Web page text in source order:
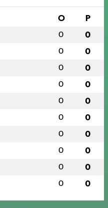
O P
0 0
0 0
0 0
0 0
0 0
0 0
0 0
0 0
0 0
0 0